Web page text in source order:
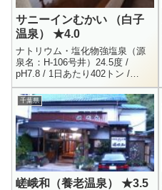
サニーインむかい （白子
温泉） ★4.0
ナトリウム・塩化物強塩泉（源
泉名：H-106号井）24.5度 /
pH7.8 / 1日あたり402トン /
H27.3.5Li+ = 0.6 / Na+ = 11320 /
K+ ...
千葉県
嵯峨和（養老温泉） ★3.5